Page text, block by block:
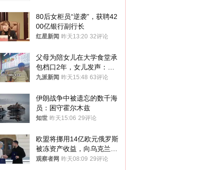
80后女柜员“逆袭”，获聘42
00亿银行副行长
红星新闻 昨天13:20 32评论
父母为陪女儿在大学食堂承
包档口2年，女儿发声：初
衷是为了陪伴，毕业后将不
九派新闻 昨天15:48 63评论
伊朗战争中被遗忘的数千海
员：困守霍尔木兹
知世 昨天15:06 29评论
欧盟将挪用14亿欧元俄罗斯
被冻资产收益，向乌克兰提
供援助
观察者网 昨天08:09 29评论